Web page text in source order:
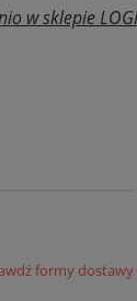
w sklepie LOGI
formy dostawy